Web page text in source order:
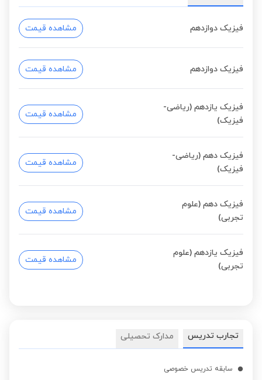
فیزیک دوازدهم مشاهده قیمت
فیزیک دوازدهم مشاهده قیمت
فیزیک یازدهم (ریاضی-
فیزیک)
مشاهده قیمت
فیزیک دهم (ریاضی-
فیزیک)
مشاهده قیمت
فیزیک دهم (علوم
تجربی)
مشاهده قیمت
فیزیک یازدهم (علوم
تجربی)
مشاهده قیمت
تجارب تدریس مدارک تحصیلی
سابقه تدریس خصوصی